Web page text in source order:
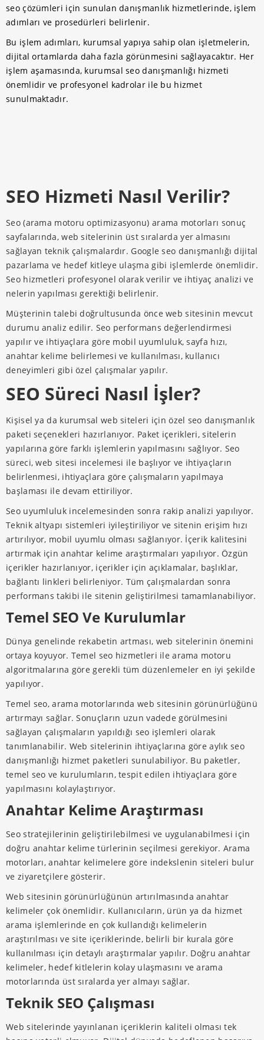
seo çözümleri için sunulan danışmanlık hizmetlerinde, işlem
adımları ve prosedürleri belirlenir.
Bu işlem adımları, kurumsal yapıya sahip olan işletmelerin,
dijital ortamlarda daha fazla görünmesini sağlayacaktır. Her
işlem aşamasında, kurumsal seo danışmanlığı hizmeti
önemlidir ve profesyonel kadrolar ile bu hizmet
sunulmaktadır.
SEO Hizmeti Nasıl Verilir?
Seo (arama motoru optimizasyonu) arama motorları sonuç
sayfalarında, web sitelerinin üst sıralarda yer almasını
sağlayan teknik çalışmalardır. Google seo danışmanlığı dijital
pazarlama ve hedef kitleye ulaşma gibi işlemlerde önemlidir.
Seo hizmetleri profesyonel olarak verilir ve ihtiyaç analizi ve
nelerin yapılması gerektiği belirlenir.
Müşterinin talebi doğrultusunda önce web sitesinin mevcut
durumu analiz edilir. Seo performans değerlendirmesi
yapılır ve ihtiyaçlara göre mobil uyumluluk, sayfa hızı,
anahtar kelime belirlemesi ve kullanılması, kullanıcı
deneyimleri gibi özel çalışmalar yapılır.
SEO Süreci Nasıl İşler?
Kişisel ya da kurumsal web siteleri için özel seo danışmanlık
paketi seçenekleri hazırlanıyor. Paket içerikleri, sitelerin
yapılarına göre farklı işlemlerin yapılmasını sağlıyor. Seo
süreci, web sitesi incelemesi ile başlıyor ve ihtiyaçların
belirlenmesi, ihtiyaçlara göre çalışmaların yapılmaya
başlaması ile devam ettiriliyor.
Seo uyumluluk incelemesinden sonra rakip analizi yapılıyor.
Teknik altyapı sistemleri iyileştiriliyor ve sitenin erişim hızı
artırılıyor, mobil uyumlu olması sağlanıyor. İçerik kalitesini
artırmak için anahtar kelime araştırmaları yapılıyor. Özgün
içerikler hazırlanıyor, içerikler için açıklamalar, başlıklar,
bağlantı linkleri belirleniyor. Tüm çalışmalardan sonra
performans takibi ile sitenin geliştirilmesi tamamlanabiliyor.
Temel SEO Ve Kurulumlar
Dünya genelinde rekabetin artması, web sitelerinin önemini
ortaya koyuyor. Temel seo hizmetleri ile arama motoru
algoritmalarına göre gerekli tüm düzenlemeler en iyi şekilde
yapılıyor.
Temel seo, arama motorlarında web sitesinin görünürlüğünü
artırmayı sağlar. Sonuçların uzun vadede görülmesini
sağlayan çalışmaların yapıldığı seo işlemleri olarak
tanımlanabilir. Web sitelerinin ihtiyaçlarına göre aylık seo
danışmanlığı hizmet paketleri sunulabiliyor. Bu paketler,
temel seo ve kurulumların, tespit edilen ihtiyaçlara göre
yapılmasını kolaylaştırıyor.
Anahtar Kelime Araştırması
Seo stratejilerinin geliştirilebilmesi ve uygulanabilmesi için
doğru anahtar kelime türlerinin seçilmesi gerekiyor. Arama
motorları, anahtar kelimelere göre indekslenin siteleri bulur
ve ziyaretçilere gösterir.
Web sitesinin görünürlüğünün artırılmasında anahtar
kelimeler çok önemlidir. Kullanıcıların, ürün ya da hizmet
arama işlemlerinde en çok kullandığı kelimelerin
araştırılması ve site içeriklerinde, belirli bir kurala göre
kullanılması için detaylı araştırmalar yapılır. Doğru anahtar
kelimeler, hedef kitlelerin kolay ulaşmasını ve arama
motorlarında üst sıralarda yer almayı sağlar.
Teknik SEO Çalışması
Web sitelerinde yayınlanan içeriklerin kaliteli olması tek